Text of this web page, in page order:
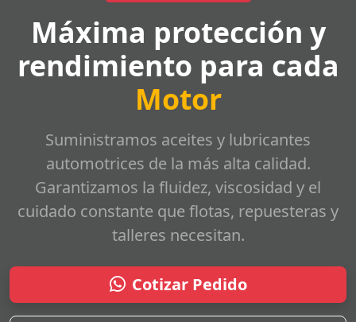
Máxima protección y
rendimiento para cada
Motor
Suministramos aceites y lubricantes
automotrices de la más alta calidad.
Garantizamos la fluidez, viscosidad y el
cuidado constante que flotas, repuesteras y
talleres necesitan.
Cotizar Pedido